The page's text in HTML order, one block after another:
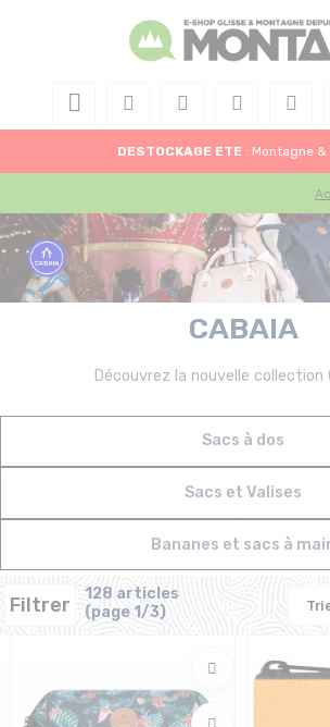
DESTOCKAGE ETE : Montagne &
CABAIA
Découvrez la nouvelle collection
Sacs à dos
Sacs et Valises
Bananes et sacs à
Filtrer
128 articles
(page 1/3)